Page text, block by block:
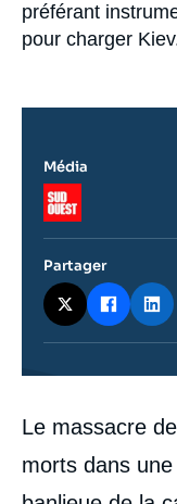
préférant
pour charger
Contenu
intervention
médiatique
Le massacre
morts dans
Média
Logo
Partager